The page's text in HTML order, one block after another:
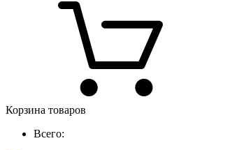
Корзина товаров
Всего: